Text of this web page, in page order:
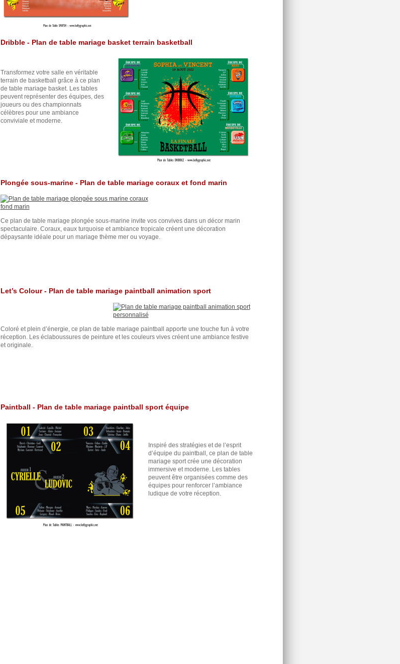
Dribble - Plan de table mariage basket terrain basketball
Transformez votre salle en véritable
terrain de basketball grâce à ce plan
de table mariage basket. Les tables
peuvent représenter des équipes, des
joueurs ou des championnats
célèbres pour une ambiance
conviviale et moderne.
Plongée sous-marine - Plan de table mariage coraux et fond marin
Ce plan de table mariage plongée sous-marine invite vos convives dans un décor marin
spectaculaire. Coraux, eaux turquoise et ambiance tropicale créent une décoration
dépaysante idéale pour un mariage thème mer ou voyage.
Let’s Colour - Plan de table mariage paintball animation sport
Coloré et plein d’énergie, ce plan de table mariage paintball apporte une touche fun à votre
réception. Les éclaboussures de peinture et les couleurs vives créent une ambiance festive
et originale.
Paintball - Plan de table mariage paintball sport équipe
Inspiré des stratégies et de l’esprit
d’équipe du paintball, ce plan de table
mariage sport crée une décoration
immersive et moderne. Les tables
peuvent être organisées comme des
équipes pour renforcer l’ambiance
ludique de votre réception.